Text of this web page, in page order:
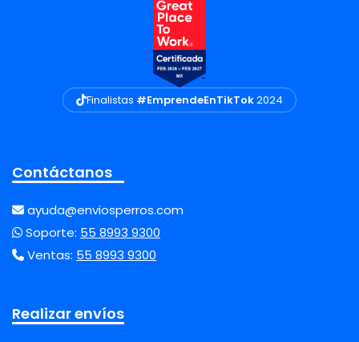
Finalistas #EmprendeEnTikTok2024
Contáctanos
ayuda@enviosperros.com
Soporte: 55 8993 9300
Ventas: 55 8993 9300
Realizar envíos